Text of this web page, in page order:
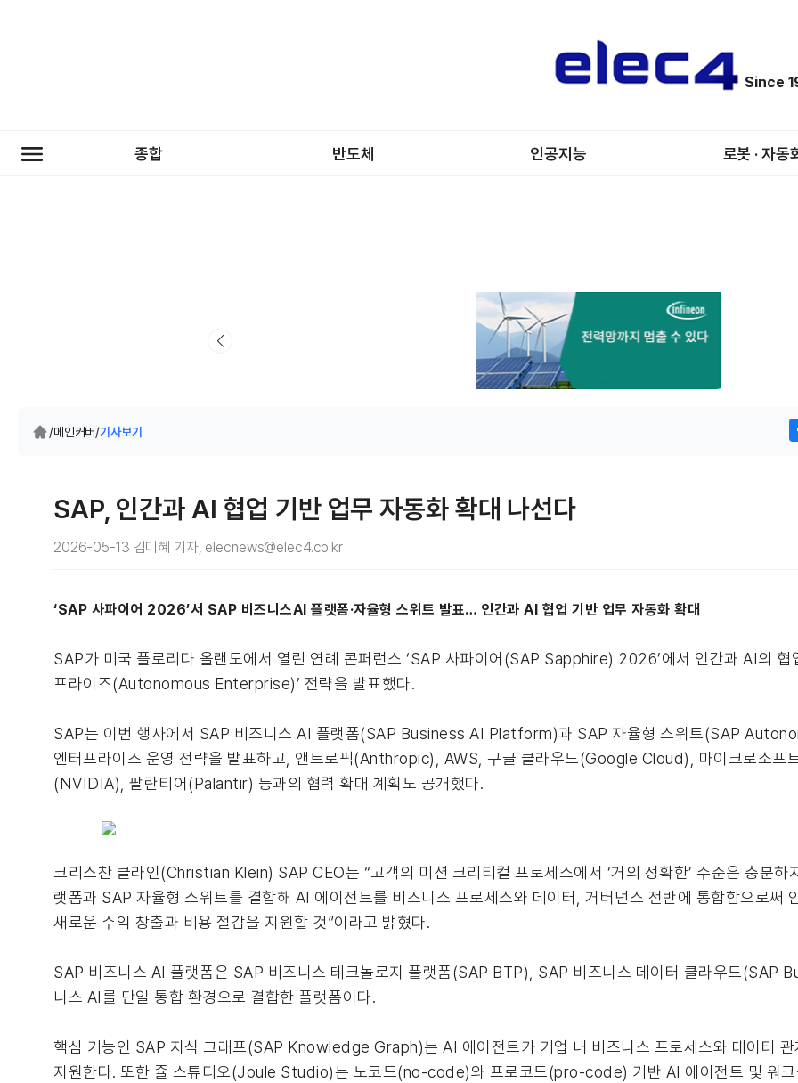
Since
종합 반도체 인공지능 로봇 · 자동
/메인커버/기사보기
SAP, 인간과 AI 협업 기반 업무 자동화 확대 나선다
2026-05-13 김미혜 기자, elecnews@elec4.co.kr
‘SAP 사파이어 2026’서 SAP 비즈니스AI 플랫폼·자율형 스위트 발표… 인간과 AI 협업 기반 업무 자동화 확대
SAP가 미국 플로리다 올랜도에서 열린 연례 콘퍼런스 ‘SAP 사파이어(SAP Sapphire) 2026’에서 인간과 AI의 협
프라이즈(Autonomous Enterprise)’ 전략을 발표했다.
SAP는 이번 행사에서 SAP 비즈니스 AI 플랫폼(SAP Business AI Platform)과 SAP 자율형 스위트(SAP
엔터프라이즈 운영 전략을 발표하고, 앤트로픽(Anthropic), AWS, 구글 클라우드(Google Cloud), 마이크로소
(NVIDIA), 팔란티어(Palantir) 등과의 협력 확대 계획도 공개했다.
크리스찬 클라인(Christian Klein) SAP CEO는 “고객의 미션 크리티컬 프로세스에서 ‘거의 정확한’ 수준은 충분하
랫폼과 SAP 자율형 스위트를 결합해 AI 에이전트를 비즈니스 프로세스와 데이터, 거버넌스 전반에 통합함으로써
새로운 수익 창출과 비용 절감을 지원할 것”이라고 밝혔다.
SAP 비즈니스 AI 플랫폼은 SAP 비즈니스 테크놀로지 플랫폼(SAP BTP), SAP 비즈니스 데이터 클라우드(SAP
니스 AI를 단일 통합 환경으로 결합한 플랫폼이다.
핵심 기능인 SAP 지식 그래프(SAP Knowledge Graph)는 AI 에이전트가 기업 내 비즈니스 프로세스와 데이터
지원한다. 또한 쥴 스튜디오(Joule Studio)는 노코드(no-code)와 프로코드(pro-code) 기반 AI 에이전트 및 워크